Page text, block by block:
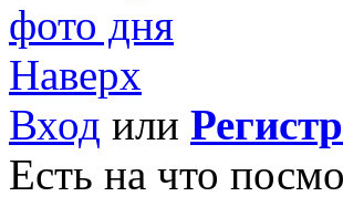
фото дня
Наверх
Вход или
Есть на что